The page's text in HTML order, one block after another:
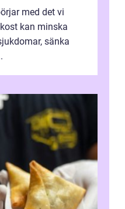
med det vi
kan minska
sänka